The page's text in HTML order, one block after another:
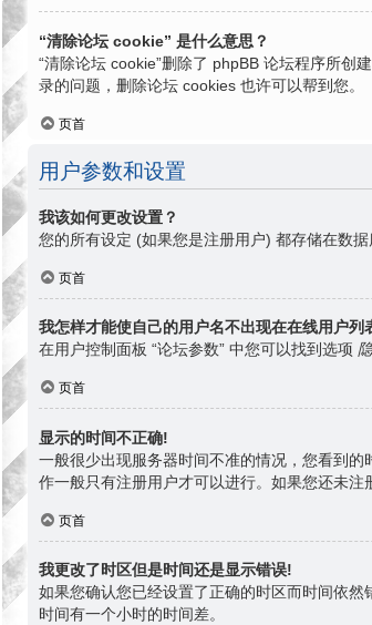
“清除论坛 cookie” 是什么意思？
“清除论坛 cookie”删除了 phpBB 论坛程序所创
录的问题，删除论坛 cookies 也许可以帮到您。
页首
用户参数和设置
我该如何更改设置？
您的所有设定 (如果您是注册用户) 都存储在数
页首
我怎样才能使自己的用户名不出现在在线用户列
在用户控制面板 “论坛参数” 中您可以找到选项
页首
显示的时间不正确!
一般很少出现服务器时间不准的情况，您看到
作一般只有注册用户才可以进行。如果您还未注
页首
我更改了时区但是时间还是显示错误!
如果您确认您已经设置了正确的时区而时间依
时间有一个小时的时间差。